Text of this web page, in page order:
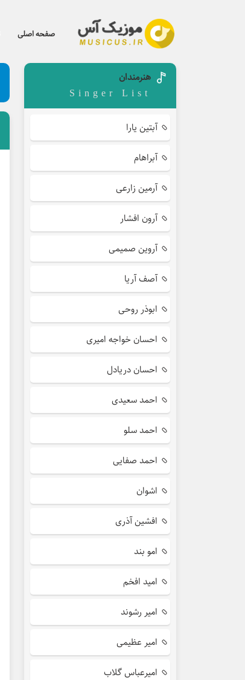
صفحه اصلی
هنرمندان
Singer List
آبتین یارا
آبراهام
آرمین زارعی
آرون افشار
آروین صمیمی
آصف آریا
ابوذر روحی
احسان خواجه امیری
احسان دریادل
احمد سعیدی
احمد سلو
احمد صفایی
اشوان
افشین آذری
امو بند
امید افخم
امیر رشوند
امیر عظیمی
امیرعباس گلاب